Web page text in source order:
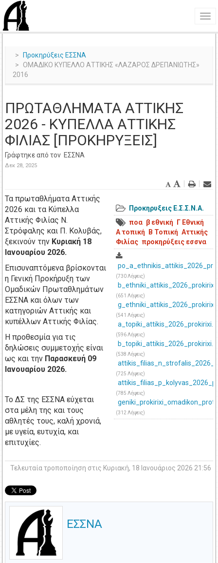
Προκηρύξεις ΕΣΣΝΑ
ΟΜΑΔΙΚΟ ΚΥΠΕΛΛΟ ΑΤΤΙΚΗΣ «ΛΑΖΑΡΟΣ ΔΡΕΠΑΝΙΩΤΗΣ»
2016
ΠΡΩΤΑΘΛΗΜΑΤΑ ΑΤΤΙΚΗΣ
2026 - ΚΥΠΕΛΛΑ ΑΤΤΙΚΗΣ
ΦΙΛΙΑΣ [ΠΡΟΚΗΡΥΞΕΙΣ]
Γράφτηκε από τον ΕΣΣΝΑ
Δεκ 28, 2025
Προκηρυξεις Ε.Σ.Σ.Ν.Α.
ποα β εθνική
Γ Εθνική
Α τοπική
Β Τοπική Αττικής
Φιλίας προκηρύξεις εσσνα
(730 Λήψεις)
(651 Λήψεις)
(541 Λήψεις)
(596 Λήψεις)
(538 Λήψεις)
(725 Λήψεις)
(785 Λήψεις)
(312 Λήψεις)
Τα πρωταθλήματα Αττικής
2026 και τα Κύπελλα
Αττικής Φιλίας Ν.
Στρόφαλης και Π. Κολυβάς,
ξεκινούν την Κυριακή 18
Ιανουαρίου 2026.
Επισυναπτόμενα βρίσκονται
η Γενική Προκήρυξη των
Ομαδικών Πρωταθλημάτων
ΕΣΣΝΑ και όλων των
κατηγοριών Αττικής και
κυπέλλων Αττικής Φιλίας.
Η προθεσμία για τις
δηλώσεις συμμετοχής είναι
ως και την Παρασκευή 09
Ιανουαρίου 2026.
Το ΔΣ της ΕΣΣΝΑ εύχεται
στα μέλη της και τους
αθλητές τους, καλή χρονιά,
με υγεία, ευτυχία, και
επιτυχίες.
Τελευταία τροποποίηση στις Κυριακή, 18 Ιανουάριος 2026 21:56
ΕΣΣΝΑ